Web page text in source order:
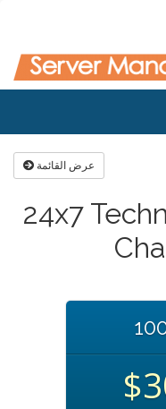
عرض القائمة
24x7